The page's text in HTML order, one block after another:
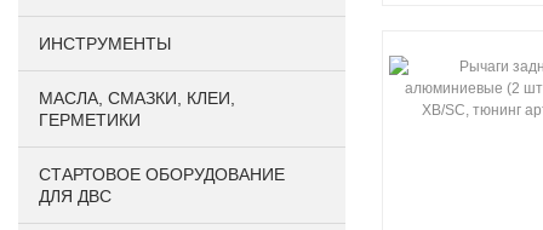
ИНСТРУМЕНТЫ
МАСЛА, СМАЗКИ, КЛЕИ,
ГЕРМЕТИКИ
СТАРТОВОЕ ОБОРУДОВАНИЕ
ДЛЯ ДВС